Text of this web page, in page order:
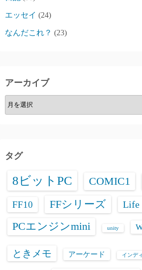
エッセイ (24)
なんだこれ？ (23)
アーカイブ
ア
ー
ブ
タグ
8ビットPC COMIC1
FF10 FFシリーズ Life
PCエンジンmini unity
ときメモ アーケード インディ